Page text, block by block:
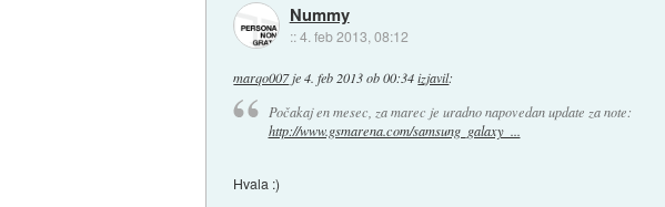
Nummy
::4. feb 2013, 08:12
marqo007je4. feb 2013 ob 00:34 izjavil:
Počakaj en mesec, za marec je uradno napovedan update za note:
http://www.gsmarena.com/samsung_galaxy_...
Hvala :)